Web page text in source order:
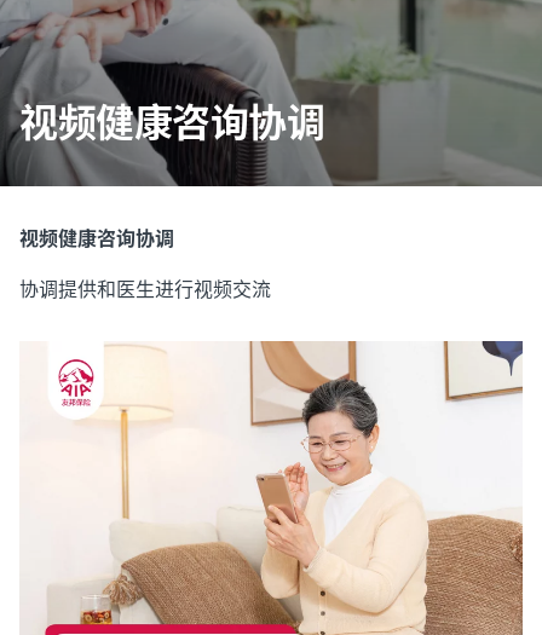
视频健康咨询协调
视频健康咨询协调
协调提供和医生进行视频交流